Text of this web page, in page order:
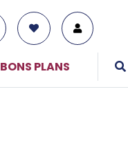
BONS PLANS